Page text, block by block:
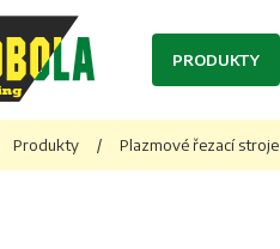
PRODUKTY
Produkty / Plazmové řezací stroje